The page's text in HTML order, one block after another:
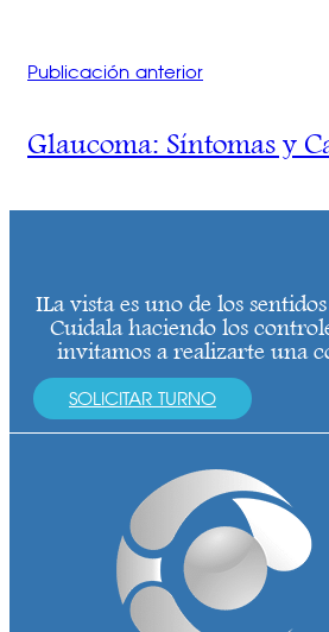
Publicación anterior
Glaucoma: Síntomas y
ILa vista es uno de los
Cuidala haciendo los
invitamos a realizarte una
SOLICITAR TURNO